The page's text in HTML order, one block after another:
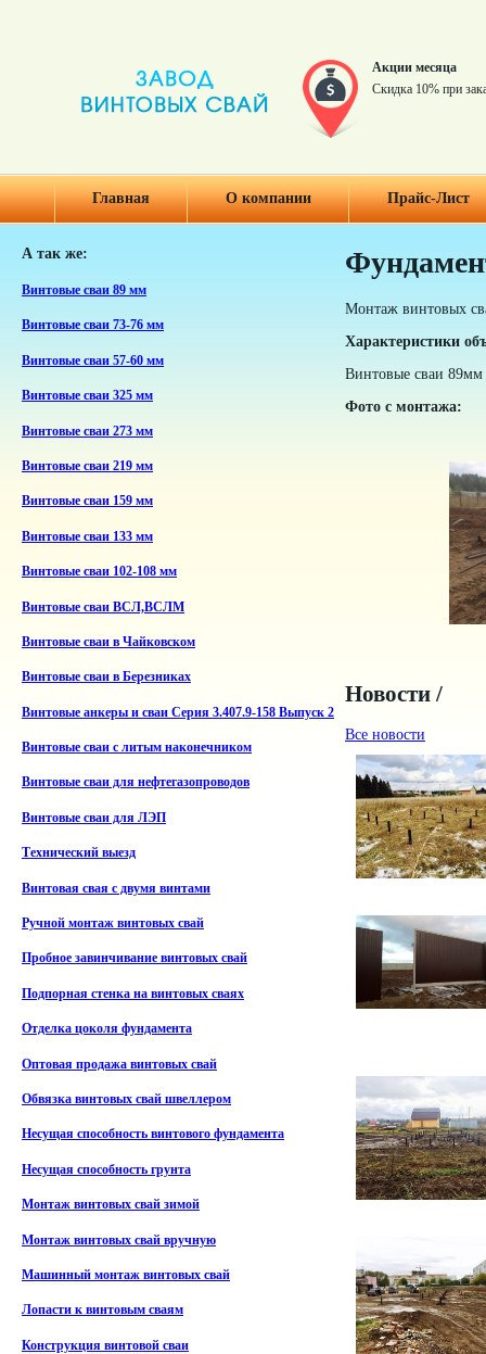
Акции месяца
Скидка 10% при
Главная О компании Прайс-Лист
А так же:
Винтовые сваи 89 мм
Винтовые сваи 73-76 мм
Винтовые сваи 57-60 мм
Винтовые сваи 325 мм
Винтовые сваи 273 мм
Винтовые сваи 219 мм
Винтовые сваи 159 мм
Винтовые сваи 133 мм
Винтовые сваи 102-108 мм
Винтовые сваи ВСЛ,ВСЛМ
Винтовые сваи в Чайковском
Винтовые сваи в Березниках
Винтовые анкеры и сваи Серия 3.407.9-158 Выпуск 2
Винтовые сваи с литым наконечником
Винтовые сваи для нефтегазопроводов
Винтовые сваи для ЛЭП
Технический выезд
Винтовая свая с двумя винтами
Ручной монтаж винтовых свай
Пробное завинчивание винтовых свай
Подпорная стенка на винтовых сваях
Отделка цоколя фундамента
Оптовая продажа винтовых свай
Обвязка винтовых свай швеллером
Несущая способность винтового фундамента
Несущая способность грунта
Монтаж винтовых свай зимой
Монтаж винтовых свай вручную
Машинный монтаж винтовых свай
Лопасти к винтовым сваям
Конструкция винтовой сваи
Монтаж винтовых
Характеристики
Винтовые сваи
Фото с монтажа:
Новости /
Все новости